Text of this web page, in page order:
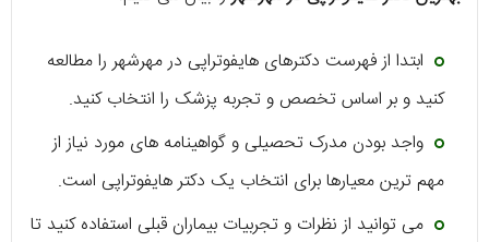
ابتدا از فهرست دکترهای هایفوتراپی در مهرشهر را مطالعه
کنید و بر اساس تخصص و تجربه پزشک را انتخاب کنید.
واجد بودن مدرک تحصیلی و گواهینامه های مورد نیاز از
مهم ترین معیارها برای انتخاب یک دکتر هایفوتراپی است.
می توانید از نظرات و تجربیات بیماران قبلی استفاده کنید تا